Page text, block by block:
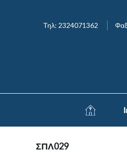
Τηλ: 2324071362
ΣΠΛ029